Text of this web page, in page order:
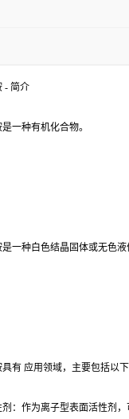
- 简介
一种有机化合物。
一种白色结晶固体或无色
有 应用领域，主要包括以下
：作为离子型表面活性剂